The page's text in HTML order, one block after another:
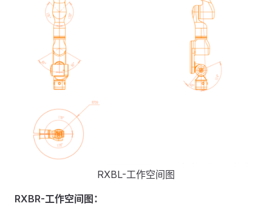
RXBL-工作空间图
RXBR-工作空间图：